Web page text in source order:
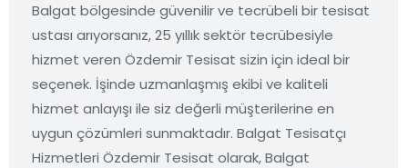
Balgat bölgesinde güvenilir ve tecrübeli bir tesisat
ustası arıyorsanız, 25 yıllık sektör tecrübesiyle
hizmet veren Özdemir Tesisat sizin için ideal bir
seçenek. İşinde uzmanlaşmış ekibi ve kaliteli
hizmet anlayışı ile siz değerli müşterilerine en
uygun çözümleri sunmaktadır. Balgat Tesisatçı
Hizmetleri Özdemir Tesisat olarak, Balgat